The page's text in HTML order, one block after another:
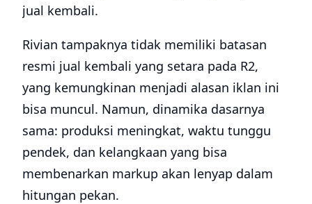
jual kembali.
Rivian tampaknya tidak memiliki batasan
resmi jual kembali yang setara pada R2,
yang kemungkinan menjadi alasan iklan ini
bisa muncul. Namun, dinamika dasarnya
sama: produksi meningkat, waktu tunggu
pendek, dan kelangkaan yang bisa
membenarkan markup akan lenyap dalam
hitungan pekan.